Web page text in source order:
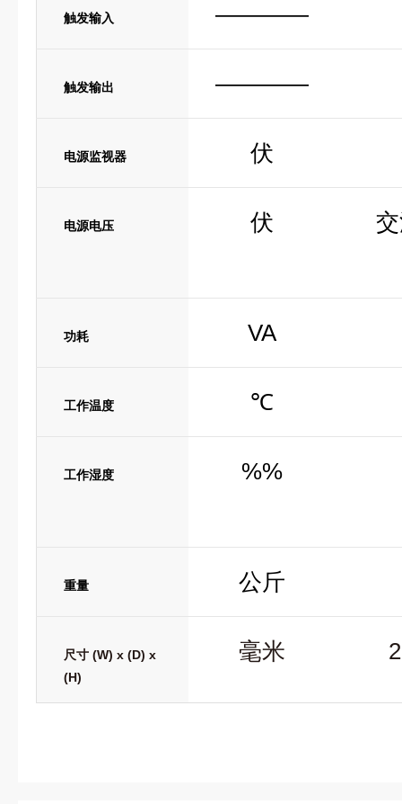
触发输入 ————
触发输出 ————
电源监视器 伏
电源电压 伏
功耗 VA
工作温度 ℃
工作湿度 %%
重量 公斤
尺寸 (W) x (D) x
(H)
毫米